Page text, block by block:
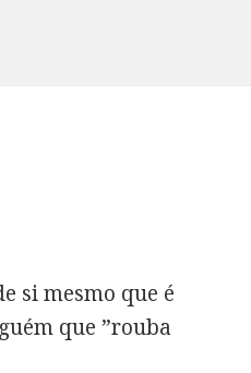
si mesmo que é
que ”rouba